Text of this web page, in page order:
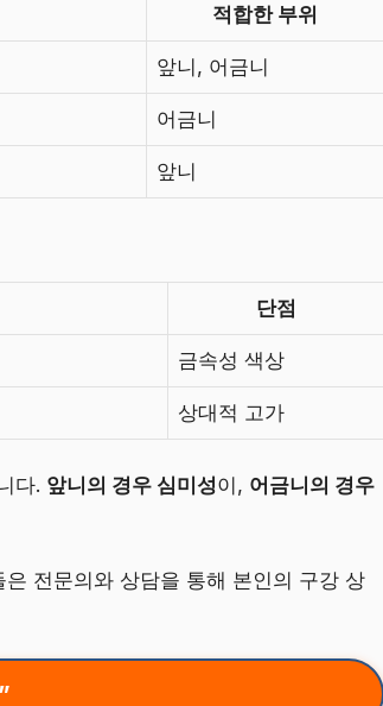
적합한 부위
앞니, 어금니
어금니
앞니
단점
금속성 색상
상대적 고가
다. 앞니의 경우 심미성이, 어금니의 경우
전문의와 상담을 통해 본인의 구강 상